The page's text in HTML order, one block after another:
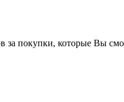
покупки, которые Вы